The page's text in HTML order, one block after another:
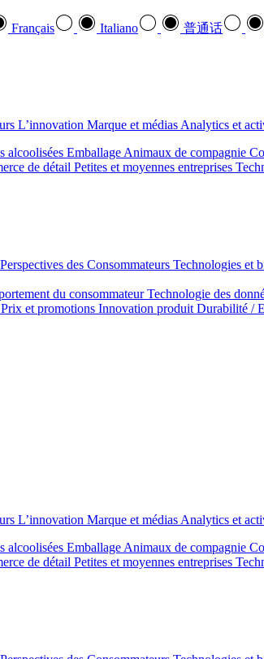
Français Italiano 普通话
L’innovation Marque et médias Analytics et
alcoolisées Emballage Animaux de compagnie
de détail Petites et moyennes entreprises
Perspectives des Consommateurs Technologies et
du consommateur Technologie des
Prix et promotions Innovation produit Durabilité /
L’innovation Marque et médias Analytics et
alcoolisées Emballage Animaux de compagnie
de détail Petites et moyennes entreprises